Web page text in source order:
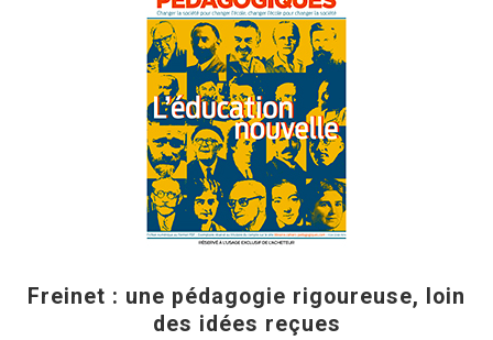
Freinet : une pédagogie rigoureuse, loin
des idées reçues